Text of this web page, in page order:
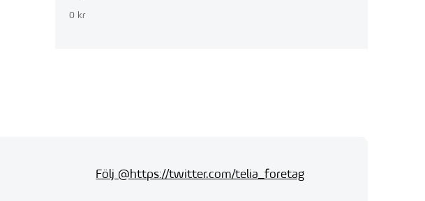
0 kr
Följ @https://twitter.com/telia_foretag